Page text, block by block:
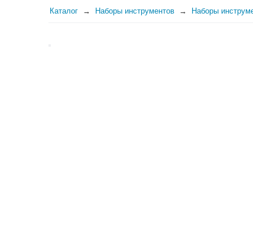
Каталог Наборы инструментов Наборы